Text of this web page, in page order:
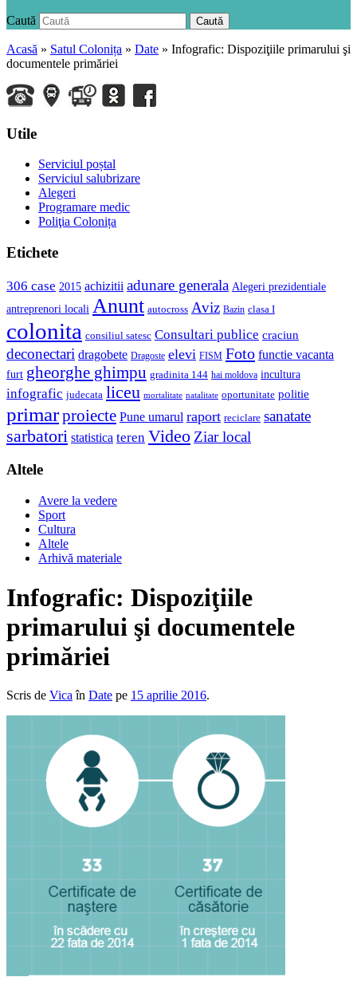
Caută Caută
Acasă » Satul Colonița » Date » Infografic: Dispoziţiile primarului şi
documentele primăriei
Utile
Serviciul poștal
Serviciul salubrizare
Alegeri
Programare medic
Poliţia Colonița
Etichete
306 case 2015 achizitii adunare generala Alegeri prezidentiale
antreprenori locali Anunt autocross Aviz Bazin clasa I
colonita consiliul satesc Consultari publice craciun
deconectari dragobete Dragoste elevi FISM Foto functie vacanta
furt gheorghe ghimpu gradinita 144 hai moldova incultura
infografic judecata liceu mortalitate natalitate oportunitate politie
primarproiecte Pune umarul raport reciclare sanatate
sarbatori statistica teren Video Ziar local
Altele
Avere la vedere
Sport
Cultura
Altele
Arhivă materiale
Infografic: Dispoziţiile
primarului şi documentele
primăriei
Scris de Vica în Date pe 15 aprilie 2016.